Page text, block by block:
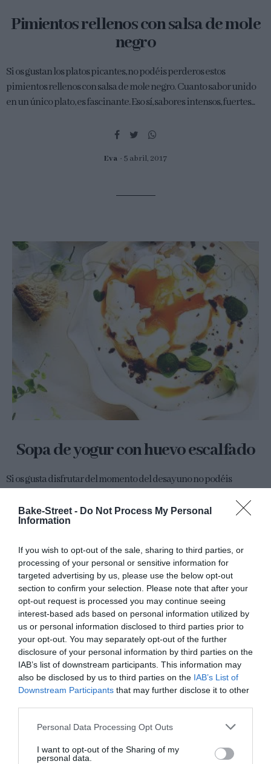
Bake-Street - Do Not Process My Personal
Information
If you wish to opt-out of the sale, sharing to third parties, or
processing of your personal or sensitive information for
targeted advertising by us, please use the below opt-out
section to confirm your selection. Please note that after your
opt-out request is processed you may continue seeing
interest-based ads based on personal information utilized by
us or personal information disclosed to third parties prior to
your opt-out. You may separately opt-out of the further
disclosure of your personal information by third parties on the
IAB’s list of downstream participants. This information may
also be disclosed by us to third parties on the IAB’s List of
Downstream Participants that may further disclose it to other
Please note that this website/app uses one or more Google
not limited to your visit or usage behaviour. You may click to
Personal Data Processing Opt Outs
I want to opt-out of the Sharing of my
personal data.
Pimientos rellenos con salsa de mole
negro
Si os gustan los platos picantes, no podéis perderos estos
pimientos rellenos con salsa de mole negro. Cuanto sabor unido
en un único plato, es fascinante. Eso sí, sabores intensos, fuertes...
Eva 5 abril, 2017
Sopa de yogur con huevo escalfado
Si os gusta disfrutar del momento del desayuno no podéis
Sé que seguramente os resulte extraño el mezclar...
Eva 20 febrero, 2017